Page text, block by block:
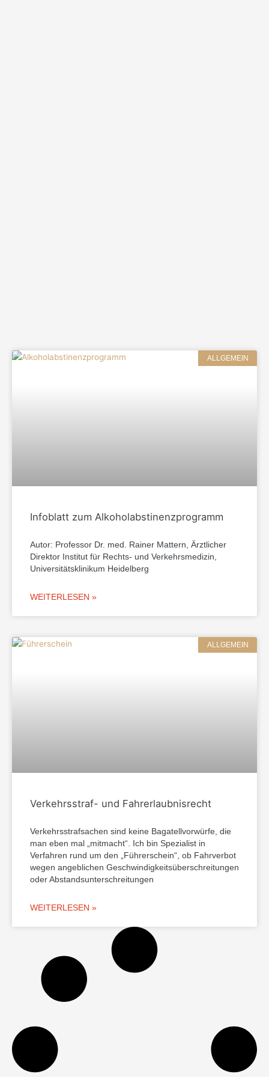
ALLGEMEIN
Infoblatt zum Alkoholabstinenzprogramm
Autor: Professor Dr. med. Rainer Mattern, Ärztlicher
Direktor Institut für Rechts- und Verkehrsmedizin,
Universitätsklinikum Heidelberg
WEITERLESEN »
ALLGEMEIN
Verkehrsstraf- und Fahrerlaubnisrecht
Verkehrsstrafsachen sind keine Bagatellvorwürfe, die
man eben mal „mitmacht“. Ich bin Spezialist in
Verfahren rund um den „Führerschein“, ob Fahrverbot
wegen angeblichen Geschwindigkeitsüberschreitungen
oder Abstandsunterschreitungen
WEITERLESEN »